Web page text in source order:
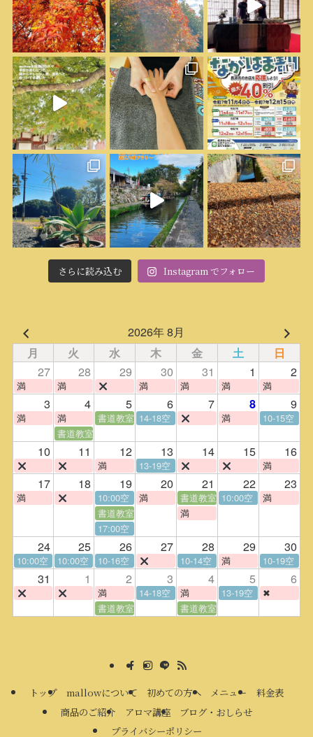
さらに読み込む Instagram でフォロー
2026年 8月
月 火 水 木 金 土 日
27 28 29 30 31 1 2
満 満 満 満 満 満
3 4 5 6 7 8 9
満 満 書道教室 14-18空 満
10-15空
書道教室
10 11 12 13 14 15 16
満 13-19空 満
17 18 19 20 21 22 23
満 10:00空 満 書道教室 10:00空
満
書道教室
満
17:00空
24 25 26 27 28 29 30
10:00空 10:00空 10-16空 10-14空 満 10-19空
31 1 2 3 4 5 6
満 14-18空 満 13-19空
✖
書道教室
書道教室
トップ mallowについて 初めての方へ メニュー
料金表
商品のご紹介
アロマ講座
ブログ・おしらせ
プライバシーポリシー